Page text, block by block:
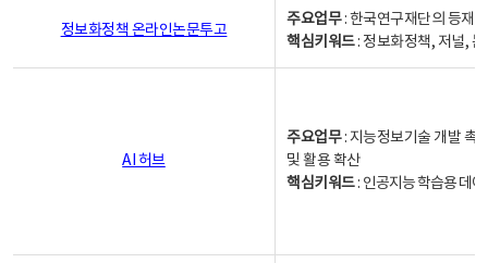
정보화정책 온라인논문투고
주요업무: 한국연구재단의 등재
핵심키워드: 정보화정책, 저널,
AI 허브
주요업무: 지능정보기술 개발 촉
및 활용 확산
핵심키워드: 인공지능 학습용 데